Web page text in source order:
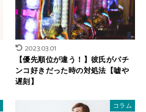
2023.03.01
【優先順位が違う！】彼氏がパチ
ンコ好きだった時の対処法【嘘や
遅刻】
コラム